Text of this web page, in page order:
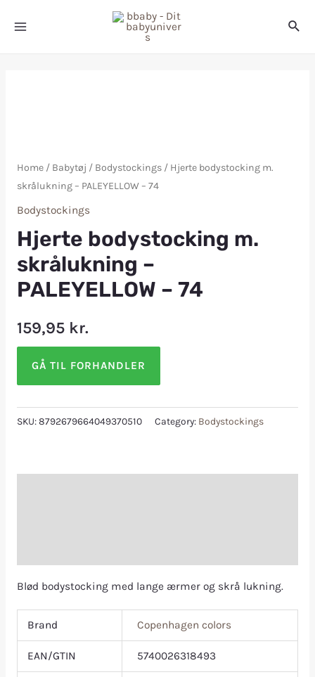
Home/ Babytøj / Bodystockings/ Hjerte bodystocking m.
skrålukning – PALEYELLOW – 74
Bodystockings
Hjerte bodystocking m.
skrålukning –
PALEYELLOW – 74
159,95 kr.
GÅ TIL FORHANDLER
SKU:8792679664049370510 Category: Bodystockings
Blød bodystocking med lange ærmer og skrå lukning.
Brand Copenhagen colors
EAN/GTIN 5740026318493